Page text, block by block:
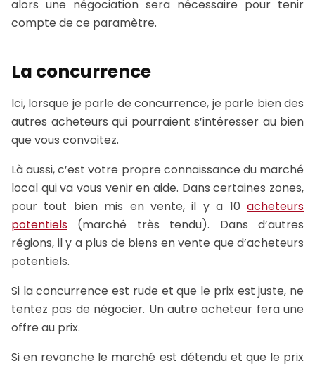
alors une négociation sera nécessaire pour tenir
compte de ce paramètre.
La concurrence
Ici, lorsque je parle de concurrence, je parle bien des
autres acheteurs qui pourraient s’intéresser au bien
que vous convoitez.
Là aussi, c’est votre propre connaissance du marché
local qui va vous venir en aide. Dans certaines zones,
pour tout bien mis en vente, il y a 10 acheteurs
potentiels (marché très tendu). Dans d’autres
régions, il y a plus de biens en vente que d’acheteurs
potentiels.
Si la concurrence est rude et que le prix est juste, ne
tentez pas de négocier. Un autre acheteur fera une
offre au prix.
Si en revanche le marché est détendu et que le prix